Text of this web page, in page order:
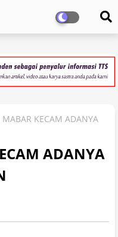
MABAR KECAM ADANYA
ADANYA